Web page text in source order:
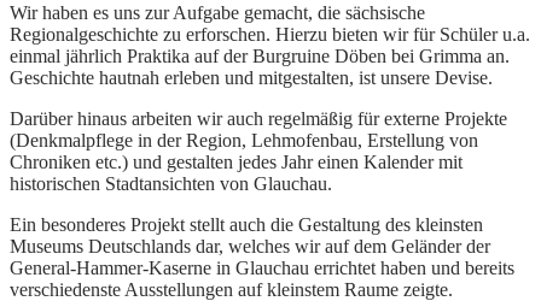
Wir haben es uns zur Aufgabe gemacht, die sächsische
Regionalgeschichte zu erforschen. Hierzu bieten wir für Schüler u.a.
einmal jährlich Praktika auf der Burgruine Döben bei Grimma an.
Geschichte hautnah erleben und mitgestalten, ist unsere Devise.
Darüber hinaus arbeiten wir auch regelmäßig für externe Projekte
(Denkmalpflege in der Region, Lehmofenbau, Erstellung von
Chroniken etc.) und gestalten jedes Jahr einen Kalender mit
historischen Stadtansichten von Glauchau.
Ein besonderes Projekt stellt auch die Gestaltung des kleinsten
Museums Deutschlands dar, welches wir auf dem Geländer der
General-Hammer-Kaserne in Glauchau errichtet haben und bereits
verschiedenste Ausstellungen auf kleinstem Raume zeigte.